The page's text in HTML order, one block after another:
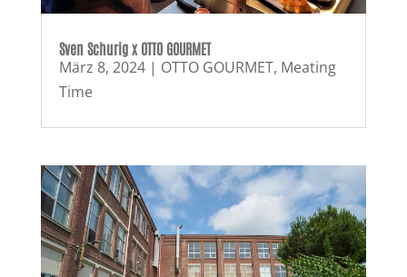
Sven Schurig x OTTO GOURMET
März 8, 2024| OTTO GOURMET, Meating
Time